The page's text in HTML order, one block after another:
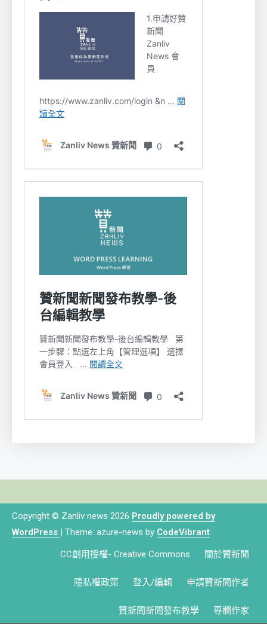
Copyright © Zanliv news 2026 Proudly powered by
WordPress | Theme: azure-news by CodeVibrant.
CC創用授權- Creative Commons 關於贊新聞
隱私權政策 登入/編輯 申請贊新聞作者
贊新聞新聞發布教學 專欄作家